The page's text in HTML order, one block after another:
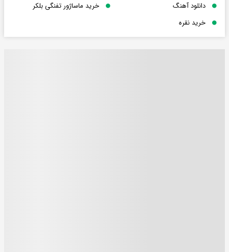
دانلود آهنگ
خرید ماساژور تفنگی بلکر
خرید نقره